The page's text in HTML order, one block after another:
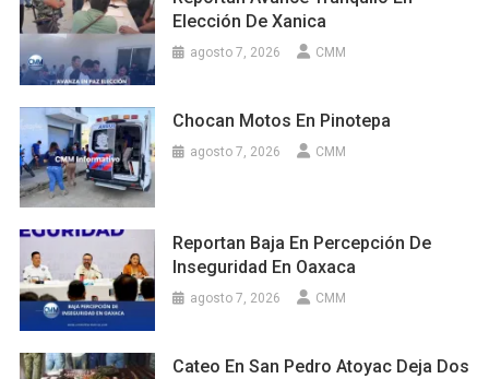
Elección De Xanica
agosto 7, 2026 CMM
Chocan Motos En Pinotepa
agosto 7, 2026 CMM
Reportan Baja En Percepción De
Inseguridad En Oaxaca
agosto 7, 2026 CMM
Cateo En San Pedro Atoyac Deja Dos